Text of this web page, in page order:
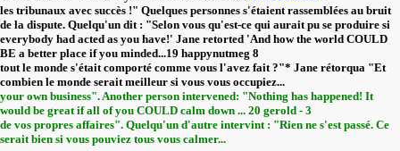
les tribunaux avec succès !" Quelques personnes s'étaient rassemblées au bruit
de la dispute. Quelqu'un dit : "Selon vous qu'est-ce qui aurait pu se produire si
everybody had acted as you have!' Jane retorted 'And how the world COULD
BE a better place if you minded...19 happynutmeg 8
tout le monde s'était comporté comme vous l'avez fait ?"* Jane rétorqua "Et
combien le monde serait meilleur si vous vous occupiez...
your own business". Another person intervened: "Nothing has happened! It
would be great if all of you COULD calm down ... 20 gerold - 3
de vos propres affaires". Quelqu'un d'autre intervint : "Rien ne s'est passé. Ce
serait bien si vous pouviez tous vous calmer...